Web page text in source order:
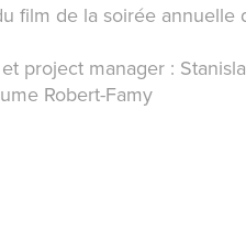
film de la soirée annuelle
project manager :
Robert-Famy